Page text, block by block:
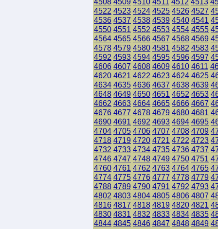
4522 4523 4524 4525 4526 4527
4536 4537 4538 4539 4540 4541
4550 4551 4552 4553 4554 4555
4564 4565 4566 4567 4568 4569
4578 4579 4580 4581 4582 4583
4592 4593 4594 4595 4596 4597
4606 4607 4608 4609 4610 4611
4620 4621 4622 4623 4624 4625
4634 4635 4636 4637 4638 4639
4648 4649 4650 4651 4652 4653
4662 4663 4664 4665 4666 4667
4676 4677 4678 4679 4680 4681
4690 4691 4692 4693 4694 4695
4704 4705 4706 4707 4708 4709
4718 4719 4720 4721 4722 4723
4732 4733 4734 4735 4736 4737
4746 4747 4748 4749 4750 4751
4760 4761 4762 4763 4764 4765
4774 4775 4776 4777 4778 4779
4788 4789 4790 4791 4792 4793
4802 4803 4804 4805 4806 4807
4816 4817 4818 4819 4820 4821
4830 4831 4832 4833 4834 4835
4844 4845 4846 4847 4848 4849